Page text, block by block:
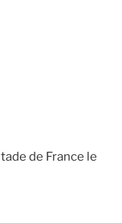
de France le